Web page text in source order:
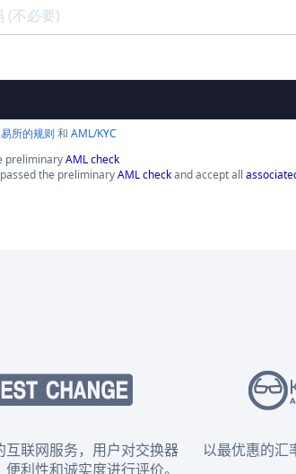
所的规则和 AML/KYC
preliminaryAML check
the preliminaryAML checkand accept all
互联网服务，用户对交换器
利性和诚实度进行评价。
以最优惠的汇